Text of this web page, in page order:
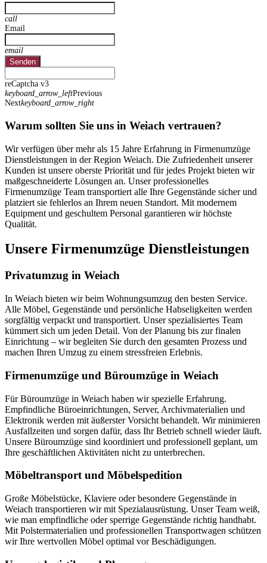
call
Email
email
Senden
reCaptcha v3
keyboard_arrow_leftPrevious
Nextkeyboard_arrow_right
Warum sollten Sie uns in Weiach vertrauen?
Wir verfügen über mehr als 15 Jahre Erfahrung in Firmenumzüge
Dienstleistungen in der Region Weiach. Die Zufriedenheit unserer
Kunden ist unsere oberste Priorität und für jedes Projekt bieten wir
maßgeschneiderte Lösungen an. Unser professionelles
Firmenumzüge Team transportiert alle Ihre Gegenstände sicher und
platziert sie fehlerlos an Ihrem neuen Standort. Mit modernem
Equipment und geschultem Personal garantieren wir höchste
Qualität.
Unsere Firmenumzüge Dienstleistungen
Privatumzug in Weiach
In Weiach bieten wir beim Wohnungsumzug den besten Service.
Alle Möbel, Gegenstände und persönliche Habseligkeiten werden
sorgfältig verpackt und transportiert. Unser spezialisiertes Team
kümmert sich um jeden Detail. Von der Planung bis zur finalen
Einrichtung – wir begleiten Sie durch den gesamten Prozess und
machen Ihren Umzug zu einem stressfreien Erlebnis.
Firmenumzüge und Büroumzüge in Weiach
Für Büroumzüge in Weiach haben wir spezielle Erfahrung.
Empfindliche Büroeinrichtungen, Server, Archivmaterialien und
Elektronik werden mit äußerster Vorsicht behandelt. Wir minimieren
Ausfallzeiten und sorgen dafür, dass Ihr Betrieb schnell wieder läuft.
Unsere Büroumzüge sind koordiniert und professionell geplant, um
Ihre geschäftlichen Aktivitäten nicht zu unterbrechen.
Möbeltransport und Möbelspedition
Große Möbelstücke, Klaviere oder besondere Gegenstände in
Weiach transportieren wir mit Spezialausrüstung. Unser Team weiß,
wie man empfindliche oder sperrige Gegenstände richtig handhabt.
Mit Polstermaterialien und professionellen Transportwagen schützen
wir Ihre wertvollen Möbel optimal vor Beschädigungen.